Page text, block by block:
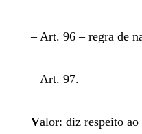
– Art. 96 – regra de
– Art. 97.
Valor: diz respeito